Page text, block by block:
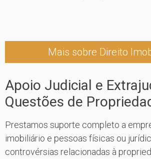
Mais sobre Direito
Apoio Judicial e
Questões de
Prestamos suporte completo a
imobiliário e pessoas físicas ou
controvérsias relacionadas à